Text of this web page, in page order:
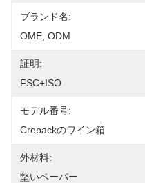
ブランド名:
OME, ODM
証明:
FSC+ISO
モデル番号:
Crepackのワイン箱
外材料:
堅いペーパー